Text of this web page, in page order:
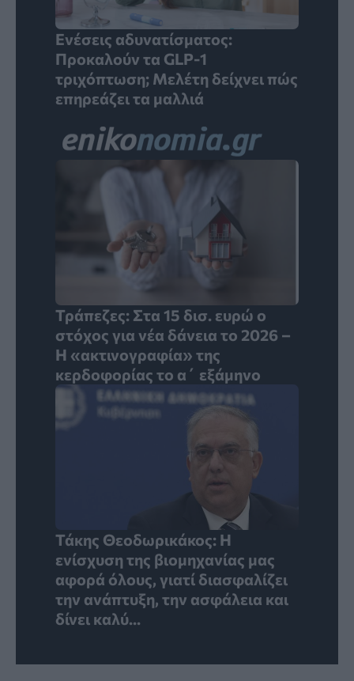
Ενέσεις αδυνατίσματος:
Προκαλούν τα GLP-1
τριχόπτωση; Μελέτη δείχνει πώς
επηρεάζει τα μαλλιά
Τράπεζες: Στα 15 δισ. ευρώ ο
στόχος για νέα δάνεια το 2026 –
Η «ακτινογραφία» της
κερδοφορίας το α΄ εξάμηνο
Τάκης Θεοδωρικάκος: Η
ενίσχυση της βιομηχανίας μας
αφορά όλους, γιατί διασφαλίζει
την ανάπτυξη, την ασφάλεια και
δίνει καλύ...